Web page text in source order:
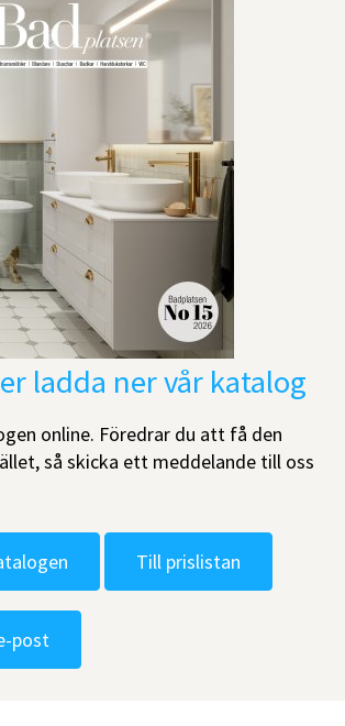
ladda ner vår katalog
online. Föredrar du att få den
så skicka ett meddelande till oss
Till prislistan
post